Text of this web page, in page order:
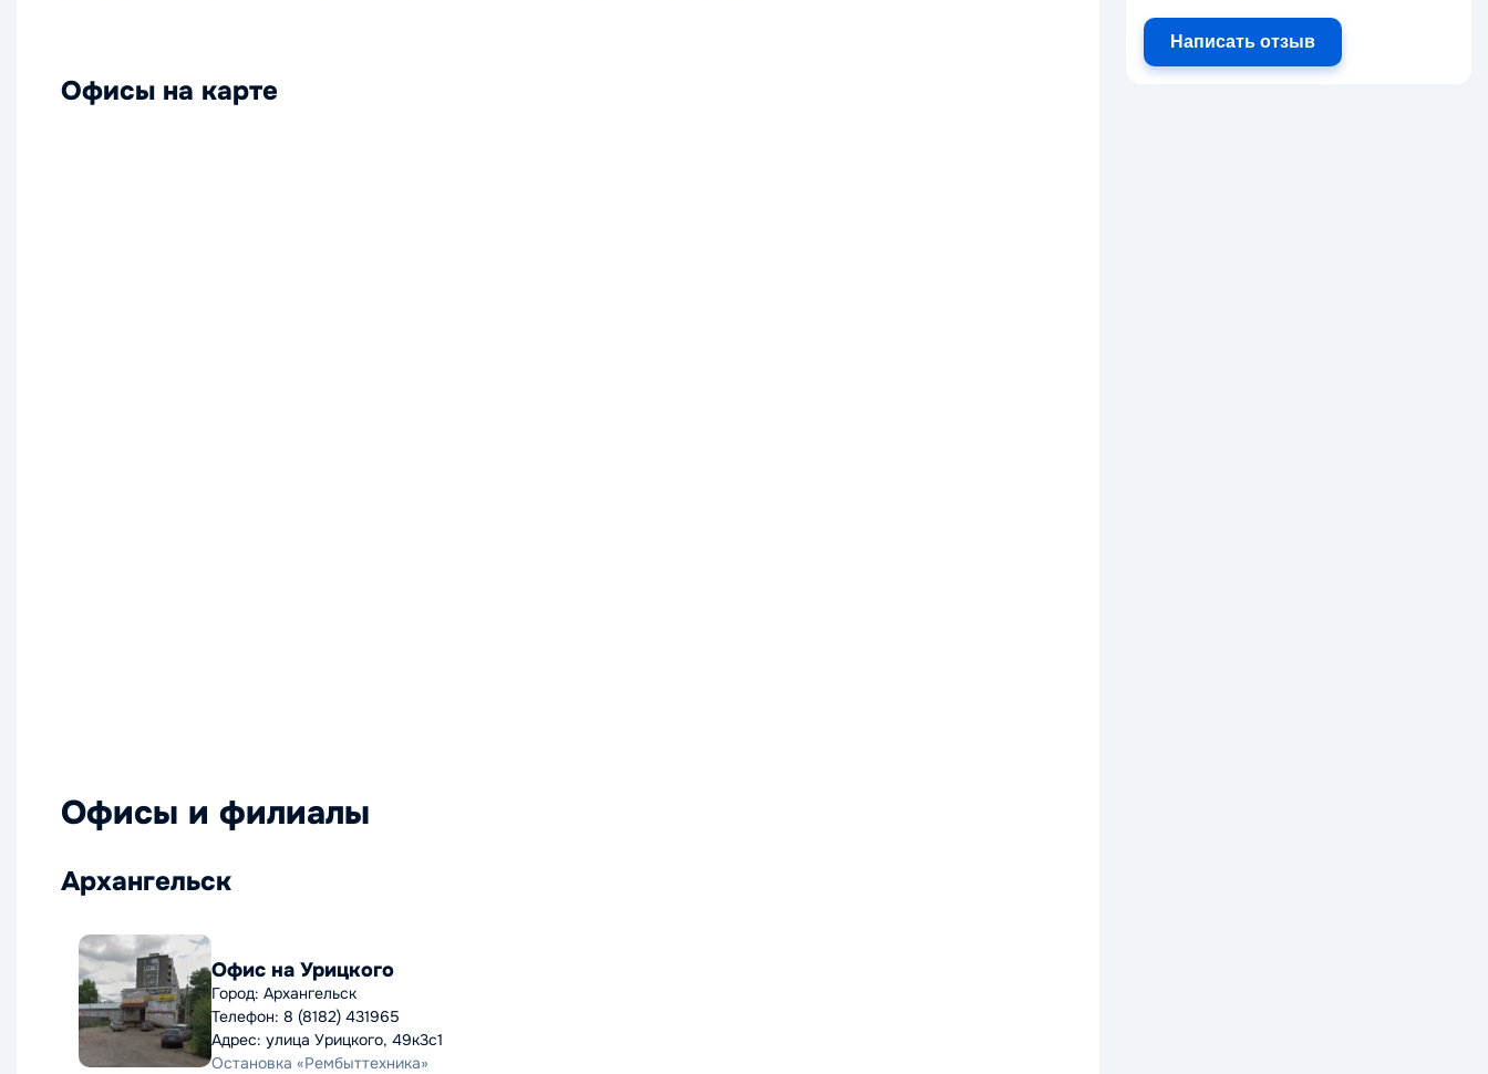
Офисы на карте
Офисы и филиалы
Архангельск
Офис на Урицкого
Город: Архангельск
Телефон: 8 (8182) 431965
Адрес: улица Урицкого, 49к3с1
Остановка «Рембыттехника»
Написать отзыв